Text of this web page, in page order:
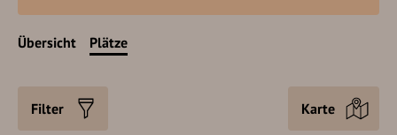
Übersicht Plätze
Filter Karte